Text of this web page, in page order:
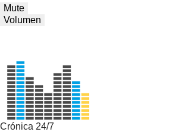
Mute
Volumen
Crónica 24/7